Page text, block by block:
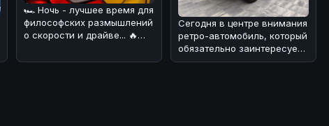
🏎 Ночь - лучшее время для
философских размышлений
о скорости и драйве... 🔥
Сегодня в центре внимания
ретро-автомобиль, который
обязательно заинтересует
поклонников BMW! 🏎Речь